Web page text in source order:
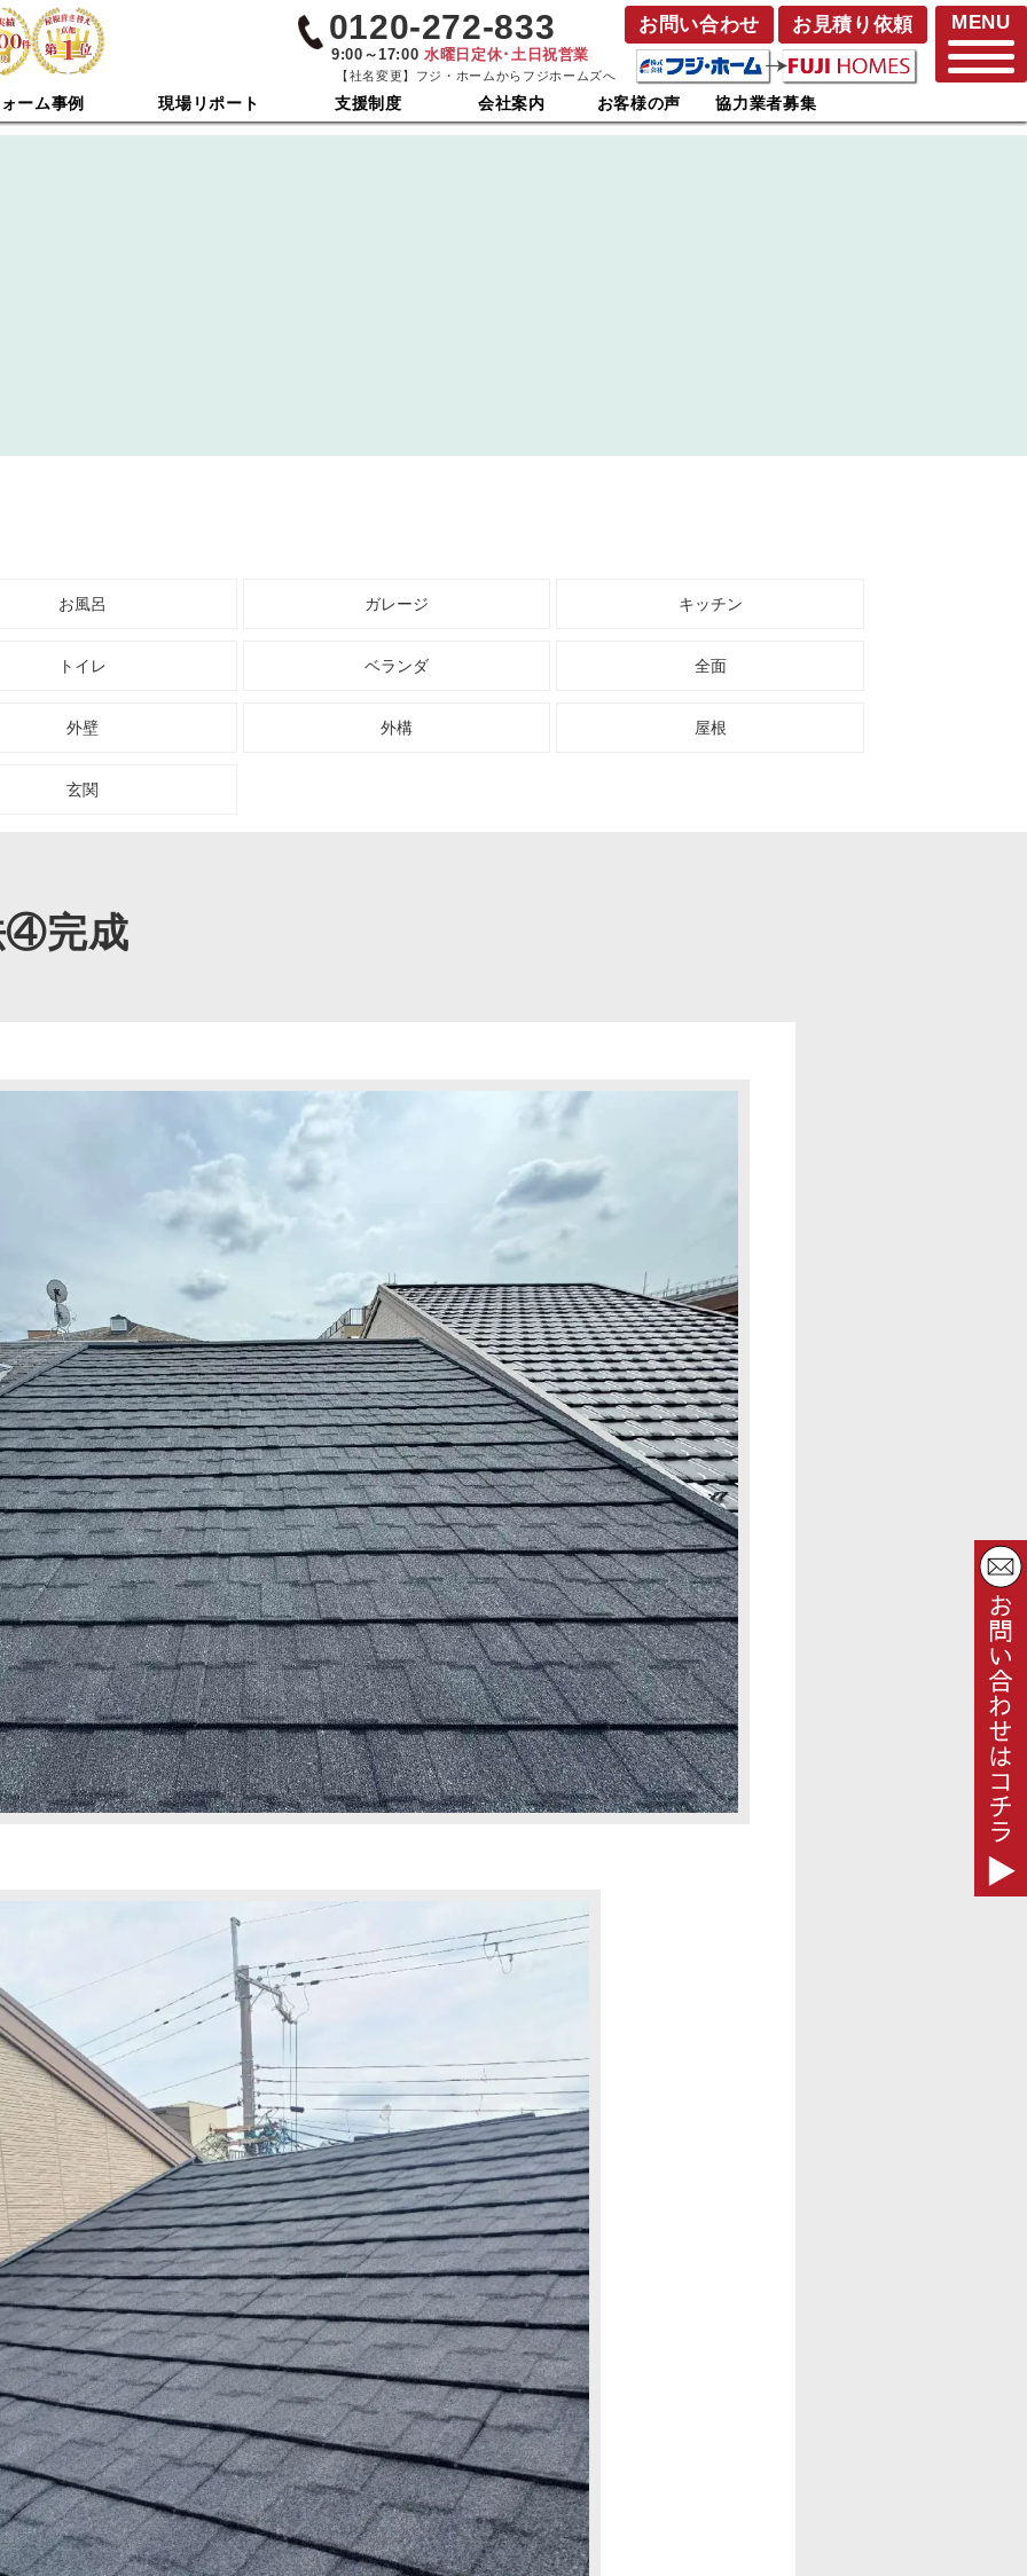
0120-272-833
9:00～17:00水曜日定休･土日祝営業
お問い合わせ お見積り依頼
ーム事例 現場リポート 支援制度 会社案内 お客様の声 協力業者募集
MENU
【社名変更】フジ・ホームからフジホームズへ
お風呂 ガレージ キッチン
トイレ ベランダ 全面
外壁 外構 屋根
玄関
④完成